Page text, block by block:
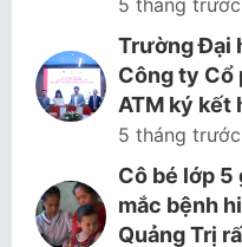
5 tháng trước
Trường Đại
Công ty Cổ
ATM ký kết
5 tháng trước
Cô bé lớp 5
mắc bệnh
Quảng Trị